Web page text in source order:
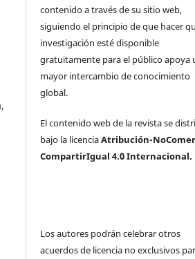
contenido a través de su sitio web,
siguiendo el principio de que hacer
investigación esté disponible
gratuitamente para el público apoya
mayor intercambio de conocimiento
global.
El contenido web de la revista se
bajo la licenciaAtribución-
CompartirIgual 4.0 Internacional.
Los autores podrán celebrar otros
acuerdos de licencia no exclusivos